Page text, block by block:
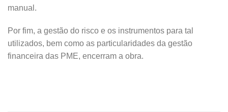
manual.
Por fim, a gestão do risco e os instrumentos para tal
utilizados, bem como as particularidades da gestão
financeira das PME, encerram a obra.